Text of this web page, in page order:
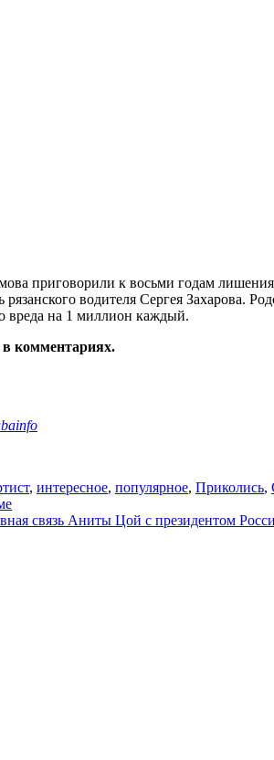
приговорили к восьми годам
водителя Сергея Захарова.
вреда на 1 миллион каждый.
в комментариях.
, интересное, популярное, Приколись,
связь Аниты Цой с президентом